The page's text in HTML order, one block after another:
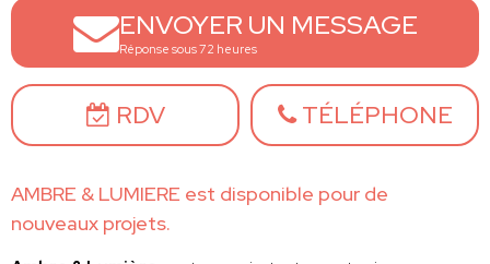
ENVOYER UN MESSAGE
Réponse sous 72 heures
RDV TÉLÉPHONE
AMBRE & LUMIERE est disponible pour de
nouveaux projets.